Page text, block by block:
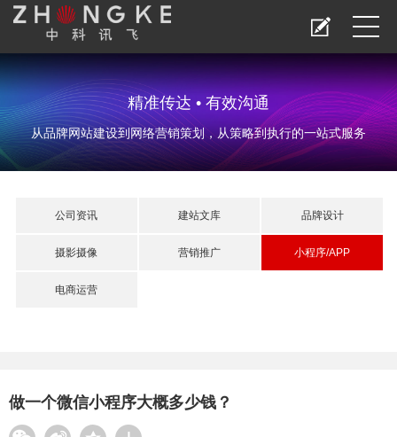
精准传达 • 有效沟通
从品牌网站建设到网络营销策划，从策略到执行的一站式服务
公司资讯 建站文库 品牌设计
摄影摄像 营销推广 小程序/APP
电商运营
做一个微信小程序大概多少钱？